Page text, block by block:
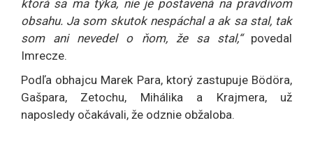
ktorá sa ma týka, nie je postavená na pravdivom
obsahu. Ja som skutok nespáchal a ak sa stal, tak
som ani nevedel o ňom, že sa stal,“povedal
Imrecze.
Podľa obhajcu Marek Para, ktorý zastupuje Bödöra,
Gašpara, Zetochu, Mihálika a Krajmera, už
naposledy očakávali, že odznie obžaloba.